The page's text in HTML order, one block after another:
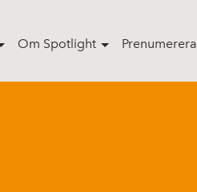
Om Spotlight Prenumerera